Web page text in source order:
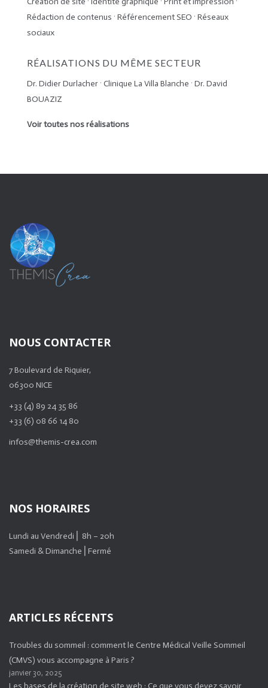
Rédaction de contenus · Référencement SEO · Réseaux
sociaux
RÉALISATIONS DU MÊME SECTEUR
Dr. Didier Durlacher · Clinique La Villa Blanche · Dr. David
BOUAZIZ
Voir toutes nos réalisations
NOUS CONTACTER
7 Boulevard de Riquier,
06300 NICE
+33 (4) 89 24 35 86
+33 (6) 08 66 14 80
infos@themis-crea.com
NOS HORAIRES
Lundi au Vendredi ⎜ 8h – 20h
Samedi & Dimanche ⎜Fermé
ARTICLES RÉCENTS
Troubles du sommeil : comment le Centre Médical Veille Sommeil
(CMVS) vous accompagne à Paris ?
janvier 30, 2025